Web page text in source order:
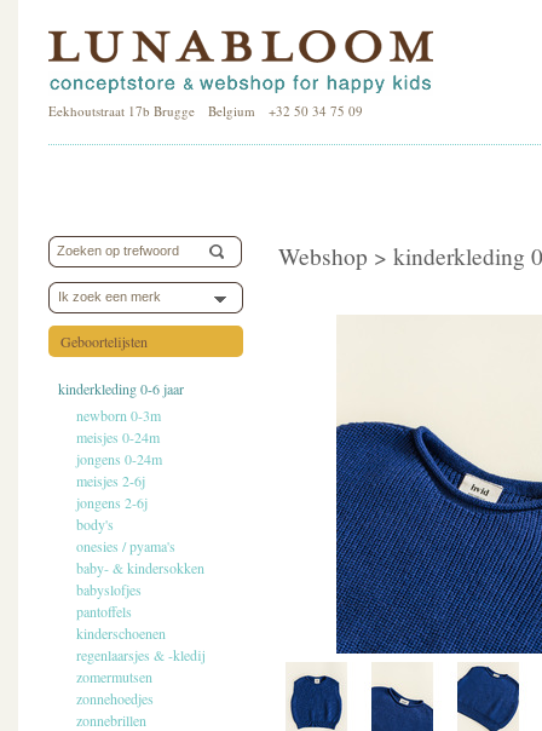
Eekhoutstraat 17b Brugge Belgium +32 50 34 75 09
Ik zoek een merk
Geboortelijsten
kinderkleding 0-6 jaar
newborn 0-3m
meisjes 0-24m
jongens 0-24m
meisjes 2-6j
jongens 2-6j
body's
onesies / pyama's
baby- & kindersokken
babyslofjes
pantoffels
kinderschoenen
regenlaarsjes & -kledij
zomermutsen
zonnehoedjes
zonnebrillen
Webshop > kinderkleding